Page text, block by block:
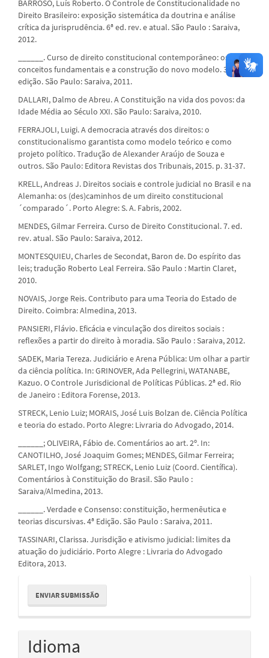
BARROSO, Luís Roberto. O Controle de Constitucionalidade no
Direito Brasileiro: exposição sistemática da doutrina e análise
crítica da jurisprudência. 6ª ed. rev. e atual. São Paulo : Saraiva,
2012.
______. Curso de direito constitucional contemporâneo: os
conceitos fundamentais e a construção do novo modelo. 3ª
edição. São Paulo: Saraiva, 2011.
DALLARI, Dalmo de Abreu. A Constituição na vida dos povos: da
Idade Média ao Século XXI. São Paulo: Saraiva, 2010.
FERRAJOLI, Luigi. A democracia através dos direitos: o
constitucionalismo garantista como modelo teórico e como
projeto político. Tradução de Alexander Araújo de Souza e
outros. São Paulo: Editora Revistas dos Tribunais, 2015. p. 31-37.
KRELL, Andreas J. Direitos sociais e controle judicial no Brasil e na
Alemanha: os (des)caminhos de um direito constitucional
´comparado´. Porto Alegre: S. A. Fabris, 2002.
MENDES, Gilmar Ferreira. Curso de Direito Constitucional. 7. ed.
rev. atual. São Paulo: Saraiva, 2012.
MONTESQUIEU, Charles de Secondat, Baron de. Do espírito das
leis; tradução Roberto Leal Ferreira. São Paulo : Martin Claret,
2010.
NOVAIS, Jorge Reis. Contributo para uma Teoria do Estado de
Direito. Coimbra: Almedina, 2013.
PANSIERI, Flávio. Eficácia e vinculação dos direitos sociais :
reflexões a partir do direito à moradia. São Paulo : Saraiva, 2012.
SADEK, Maria Tereza. Judiciário e Arena Pública: Um olhar a partir
da ciência política. In: GRINOVER, Ada Pellegrini, WATANABE,
Kazuo. O Controle Jurisdicional de Políticas Públicas. 2ª ed. Rio
de Janeiro : Editora Forense, 2013.
STRECK, Lenio Luiz; MORAIS, José Luis Bolzan de. Ciência Política
e teoria do estado. Porto Alegre: Livraria do Advogado, 2014.
______; OLIVEIRA, Fábio de. Comentários ao art. 2º. In:
CANOTILHO, José Joaquim Gomes; MENDES, Gilmar Ferreira;
SARLET, Ingo Wolfgang; STRECK, Lenio Luiz (Coord. Científica).
Comentários à Constituição do Brasil. São Paulo :
Saraiva/Almedina, 2013.
______. Verdade e Consenso: constituição, hermenêutica e
teorias discursivas. 4ª Edição. São Paulo : Saraiva, 2011.
TASSINARI, Clarissa. Jurisdição e ativismo judicial: limites da
atuação do judiciário. Porto Alegre : Livraria do Advogado
Editora, 2013.
Enviar
Submissão
ENVIAR SUBMISSÃO
Idioma